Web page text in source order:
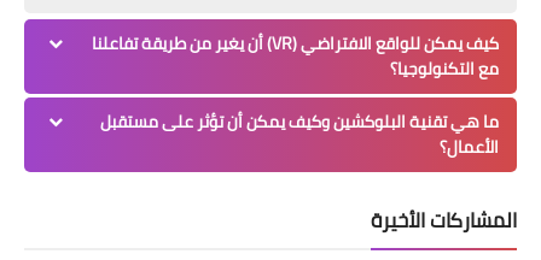
كيف يمكن للواقع الافتراضي (VR) أن يغير من طريقة تفاعلنا
مع التكنولوجيا؟
ما هي تقنية البلوكشين وكيف يمكن أن تؤثر على مستقبل
الأعمال؟
المشاركات الأخيرة